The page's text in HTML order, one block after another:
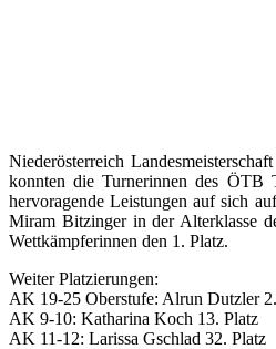
Niederösterreich
konnten die Turnerinnen des ÖTB
hervoragende Leistungen auf sich
Miram Bitzinger in der Alterklasse
Wettkämpferinnen den 1. Platz.
Weiter Platzierungen:
AK 19-25 Oberstufe: Alrun Dutzler
AK 9-10: Katharina Koch 13. Platz
AK 11-12: Larissa Gschlad 32. Platz